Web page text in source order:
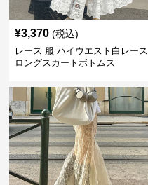
¥3,370 (税込)
レース 服 ハイウエスト白レース
ロングスカートボトムス